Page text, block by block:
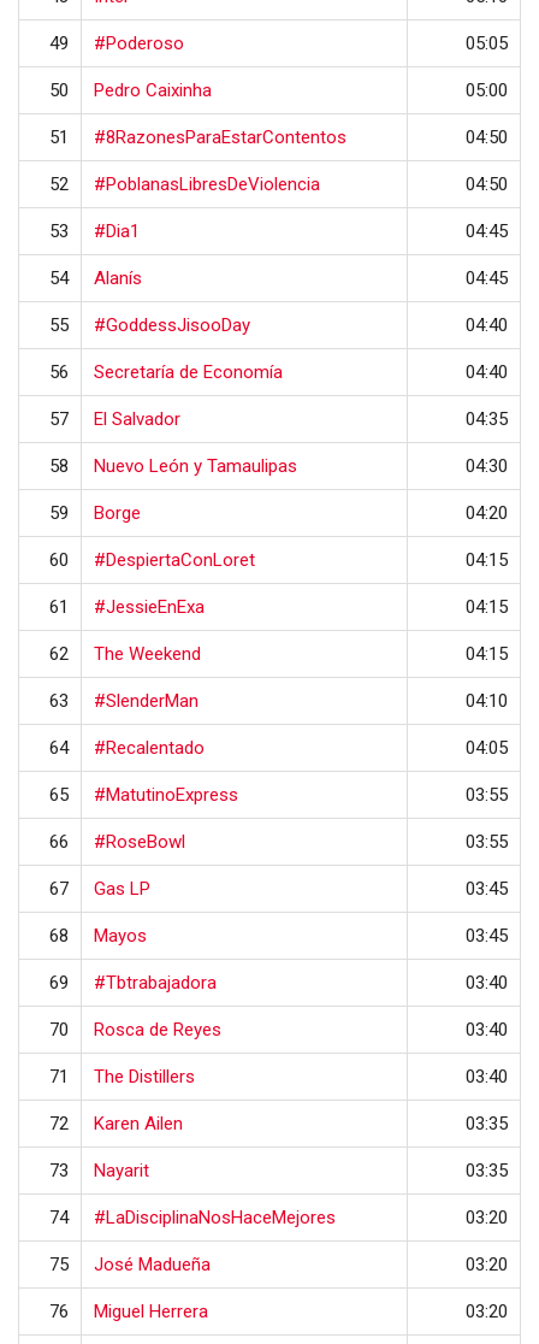
49 #Poderoso 05:05
50 Pedro Caixinha 05:00
51 #8RazonesParaEstarContentos 04:50
52 #PoblanasLibresDeViolencia 04:50
53 #Dia1 04:45
54 Alanís 04:45
55 #GoddessJisooDay 04:40
56 Secretaría de Economía 04:40
57 El Salvador 04:35
58 Nuevo León y Tamaulipas 04:30
59 Borge 04:20
60 #DespiertaConLoret 04:15
61 #JessieEnExa 04:15
62 The Weekend 04:15
63 #SlenderMan 04:10
64 #Recalentado 04:05
65 #MatutinoExpress 03:55
66 #RoseBowl 03:55
67 Gas LP 03:45
68 Mayos 03:45
69 #Tbtrabajadora 03:40
70 Rosca de Reyes 03:40
71 The Distillers 03:40
72 Karen Ailen 03:35
73 Nayarit 03:35
74 #LaDisciplinaNosHaceMejores 03:20
75 José Madueña 03:20
76 Miguel Herrera 03:20